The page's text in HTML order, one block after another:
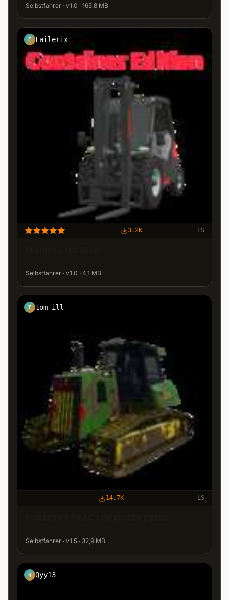
Selbstfahrer · v1.0 · 165,8 MB
F Failerix
3.2K LS
Selbstfahrer · v1.0 · 4,1 MB
T tom-ill
14.7K LS
Selbstfahrer · v1.5 · 32,9 MB
Q Qyy13